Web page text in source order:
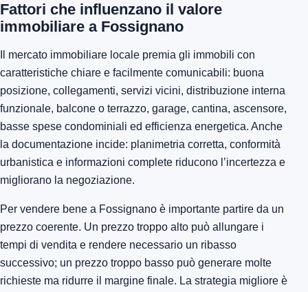
Fattori che influenzano il valore
immobiliare a Fossignano
Il mercato immobiliare locale premia gli immobili con
caratteristiche chiare e facilmente comunicabili: buona
posizione, collegamenti, servizi vicini, distribuzione interna
funzionale, balcone o terrazzo, garage, cantina, ascensore,
basse spese condominiali ed efficienza energetica. Anche
la documentazione incide: planimetria corretta, conformità
urbanistica e informazioni complete riducono l’incertezza e
migliorano la negoziazione.
Per vendere bene a Fossignano è importante partire da un
prezzo coerente. Un prezzo troppo alto può allungare i
tempi di vendita e rendere necessario un ribasso
successivo; un prezzo troppo basso può generare molte
richieste ma ridurre il margine finale. La strategia migliore è